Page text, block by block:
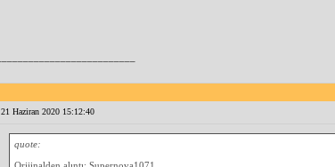
21 Haziran 2020 15:12:40
quote: